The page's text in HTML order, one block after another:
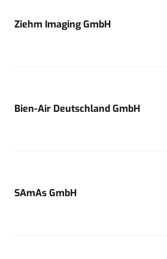
Ziehm Imaging GmbH
Bien-Air Deutschland GmbH
SAmAs GmbH